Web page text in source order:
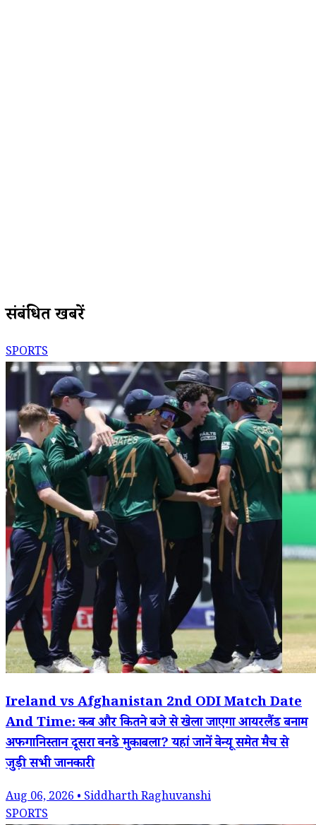
संबंधित खबरें
SPORTS
Ireland vs Afghanistan 2nd ODI Match Date
And Time: कब और कितने बजे से खेला जाएगा आयरलैंड बनाम
अफगानिस्तान दूसरा वनडे मुकाबला? यहां जानें वेन्यू समेत मैच से
जुड़ी सभी जानकारी
Aug 06, 2026 • Siddharth Raghuvanshi
SPORTS